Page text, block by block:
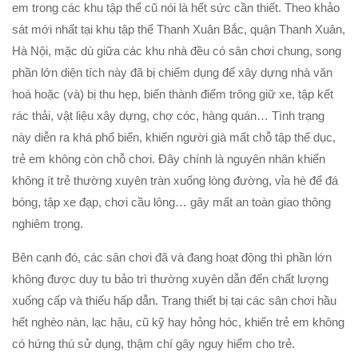
em trong các khu tập thể cũ nói là hết sức cần thiết. Theo khảo
sát mới nhất tại khu tập thể Thanh Xuân Bắc, quận Thanh Xuân,
Hà Nội, mặc dù giữa các khu nhà đều có sân chơi chung, song
phần lớn diện tích này đã bị chiếm dụng để xây dựng nhà văn
hoá hoặc (và) bị thu hẹp, biến thành điểm trông giữ xe, tập kết
rác thải, vật liệu xây dựng, chợ cóc, hàng quán… Tình trạng
này diễn ra khá phổ biến, khiến người già mất chỗ tập thể dục,
trẻ em không còn chỗ chơi. Đây chính là nguyên nhân khiến
không ít trẻ thường xuyên tràn xuống lòng đường, vỉa hè để đá
bóng, tập xe đạp, chơi cầu lông… gây mất an toàn giao thông
nghiêm trọng.
Bên cạnh đó, các sân chơi đã và đang hoạt động thì phần lớn
không được duy tu bảo trì thường xuyên dẫn đến chất lượng
xuống cấp và thiếu hấp dẫn. Trang thiết bị tại các sân chơi hầu
hết nghèo nàn, lạc hậu, cũ kỹ hay hỏng hóc, khiến trẻ em không
có hứng thú sử dụng, thậm chí gây nguy hiểm cho trẻ.